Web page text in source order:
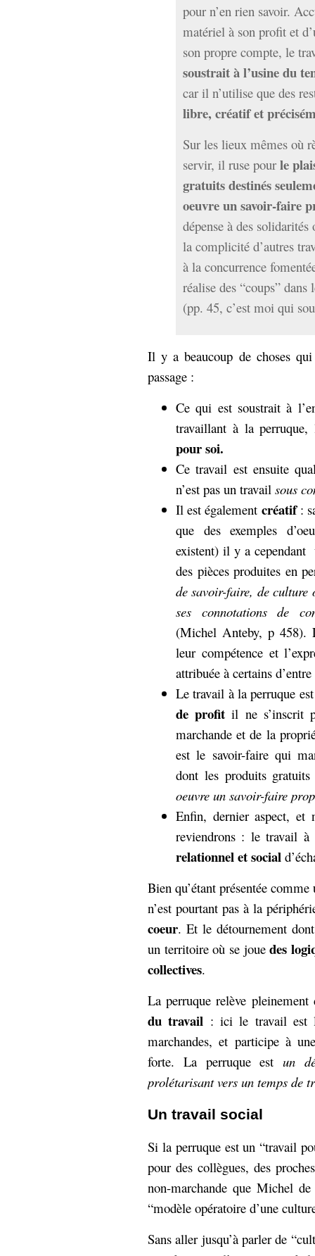
pour n’en rien savoir.
matériel à son profit et
son propre compte, le
soustrait à l’usine du
car il n’utilise que des
libre, créatif et
Sur les lieux mêmes où
servir, il ruse pour le
gratuits destinés
oeuvre un savoir-faire
dépense à des
la complicité d’autres
à la concurrence
réalise des “coups”
(pp. 45, c’est moi qui
Il y a beaucoup de choses
passage :
Ce qui est soustrait à
travaillant à la
pour soi.
Ce travail est ensuite
n’est pas un travail sous
Il est également créatif:
que des exemples
existent) il y a cependant
des pièces produites en
de savoir-faire, de culture
ses connotations de
(Michel Anteby, p 458).
leur compétence et
attribuée à certains
Le travail à la perruque
de profit il ne s’inscrit
marchande et de la
est le savoir-faire qui
dont les produits
oeuvre un savoir-faire
Enfin, dernier aspect, et
reviendrons : le travail à
relationnel et social
Bien qu’étant présentée
n’est pourtant pas à la
coeur. Et le détournement
un territoire où se jouedes
collectives.
La perruque relève pleinement
du travail : ici le travail est
marchandes, et participe à
forte. La perruque estun
prolétarisant vers un temps de
Un travail social
Si la perruque est un “travail
pour des collègues, des
non-marchande que Michel
“modèle opératoire d’une
Sans aller jusqu’à parler de